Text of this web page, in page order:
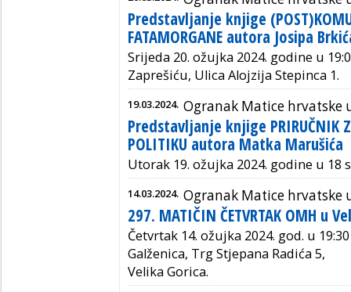
Predstavljanje knjige
FATAMORGANE autora Josipa
Srijeda 20. ožujka 2024. godine u
Zaprešiću, Ulica Alojzija Stepinca 1.
19.03.2024. Ogranak Matice hrvatske
Predstavljanje knjige PRIRUČNIK
POLITIKU autora Matka Marušića
Utorak 19. ožujka 2024. godine u 18
14.03.2024. Ogranak Matice hrvatske
297. MATIČIN ČETVRTAK OMH u
Četvrtak 14. ožujka 2024. god. u
Galženica, Trg Stjepana Radića 5,
Velika Gorica.